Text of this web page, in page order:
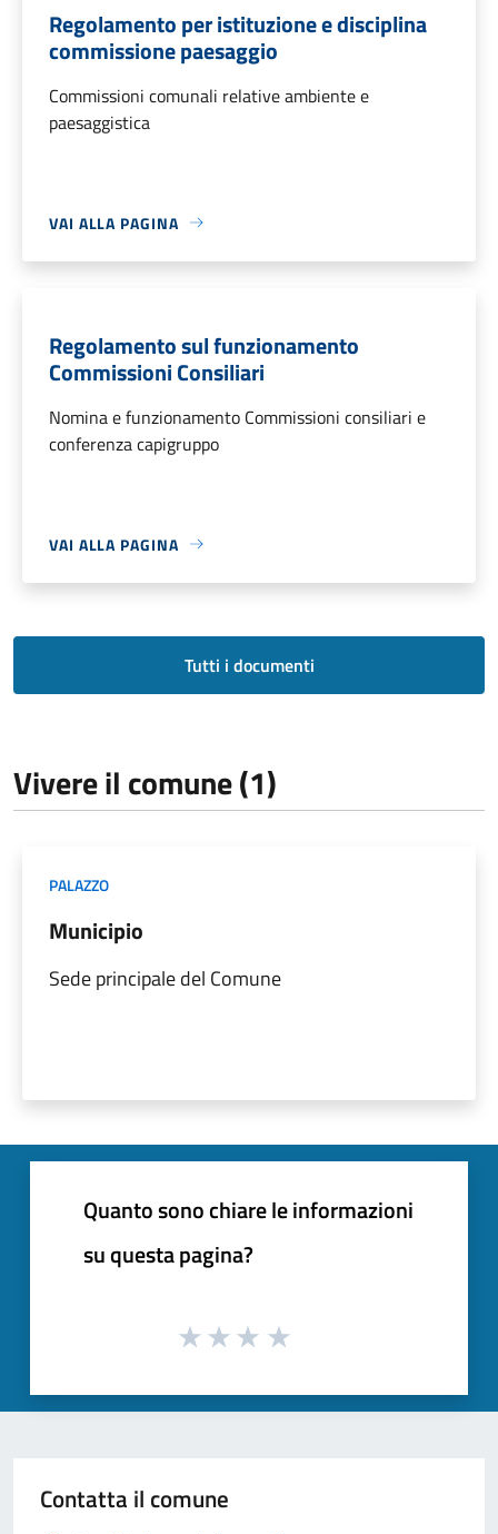
Regolamento per istituzione e disciplina
commissione paesaggio
Commissioni comunali relative ambiente e
paesaggistica
VAI ALLA PAGINA
Regolamento sul funzionamento
Commissioni Consiliari
Nomina e funzionamento Commissioni consiliari e
conferenza capigruppo
VAI ALLA PAGINA
Tutti i documenti
Vivere il comune (1)
PALAZZO
Municipio
Sede principale del Comune
Quanto sono chiare le informazioni
su questa pagina?
Contatta il comune